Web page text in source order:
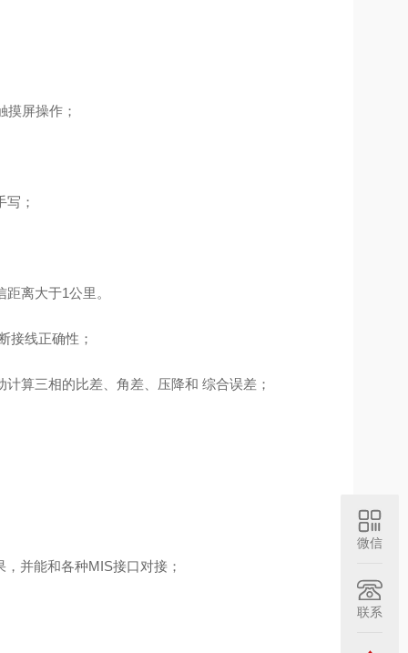
屏操作；
；
距离大于1公里。
接线正确性；
计算三相的比差、角差、 压降和 综合误差 ；
并能和各种MIS接口对接；
微信
联系